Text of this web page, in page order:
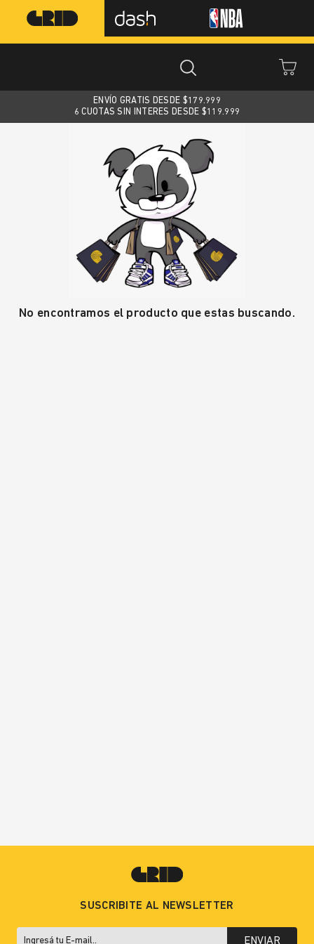
ENVÍO GRATIS DESDE $179.999
6 CUOTAS SIN INTERES DESDE $119.999
No encontramos el producto que estas buscando.
SUSCRIBITE AL NEWSLETTER
ENVIAR